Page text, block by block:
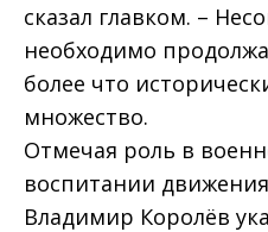
сказал главком. –
необходимо
более что
множество.
Отмечая роль в
воспитании
Владимир Королёв